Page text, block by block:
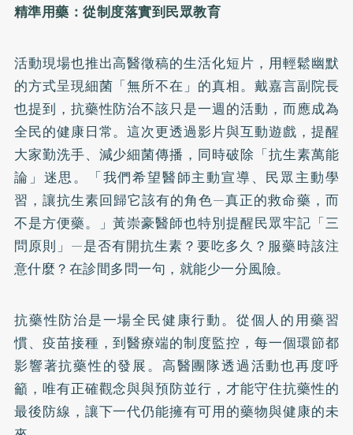
精準用藥：從制度落實到民眾教育
活動現場也推出高醫徵稿的生活化短片，用輕鬆幽默
的方式呈現細菌「無所不在」的真相。戴嘉言副院長
也提到，抗藥性防治不該只是一週的活動，而應成為
全民的健康日常。這次更透過影片與互動遊戲，提醒
大家勤洗手、減少細菌傳播，同時破除「抗生素萬能
論」迷思。「我們希望醫師主動宣導、民眾主動學
習，讓抗生素回歸它該有的角色—真正的救命藥，而
不是方便藥。」黃崇豪醫師也特別提醒民眾牢記「三
問原則」—是否有開抗生素？要吃多久？服藥時該注
意什麼？在診間多問一句，就能少一分風險。
抗藥性防治是一場全民健康行動。從個人的用藥習
慣、疫苗接種，到醫療端的制度監控，每一個環節都
影響著抗藥性的發展。高醫團隊透過活動也再度呼
籲，唯有正確觀念與與預防並行，才能守住抗藥性的
最後防線，讓下一代仍能擁有可用的藥物與健康的未